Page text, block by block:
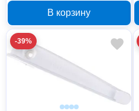
PR13.0381
В корзину
-39%